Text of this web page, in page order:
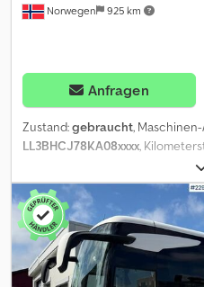
Norwegen 925 km
Anfragen
Zustand:gebraucht,
LL3BHCJ78KA08xxxx,
Bitte geben Sie die
Spezifikationen: Modelljahr:
Kilometerstand: ca. 254.000 km
Ca. 25–30 Stehplätze 350 kW
Reichweite Länge: 1.211 cm
Leergewicht: 13.673 kg
Doppeltüren vorne und hinten